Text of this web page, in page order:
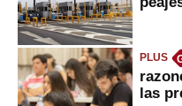
PLUS
las